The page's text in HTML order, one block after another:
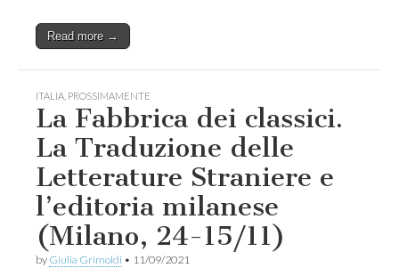
Read more →
ITALIA PROSSIMAMENTE
La Fabbrica dei classici.
La Traduzione delle
Letterature Straniere e
l’editoria milanese
(Milano, 24-15/11)
by Giulia Grimoldi • 11/09/2021